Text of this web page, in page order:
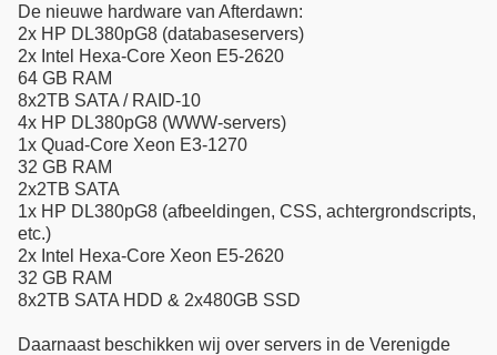
De nieuwe hardware van Afterdawn:
2x HP DL380pG8 (databaseservers)
2x Intel Hexa-Core Xeon E5-2620
64 GB RAM
8x2TB SATA / RAID-10
4x HP DL380pG8 (WWW-servers)
1x Quad-Core Xeon E3-1270
32 GB RAM
2x2TB SATA
1x HP DL380pG8 (afbeeldingen, CSS, achtergrondscripts,
etc.)
2x Intel Hexa-Core Xeon E5-2620
32 GB RAM
8x2TB SATA HDD & 2x480GB SSD
Daarnaast beschikken wij over servers in de Verenigde